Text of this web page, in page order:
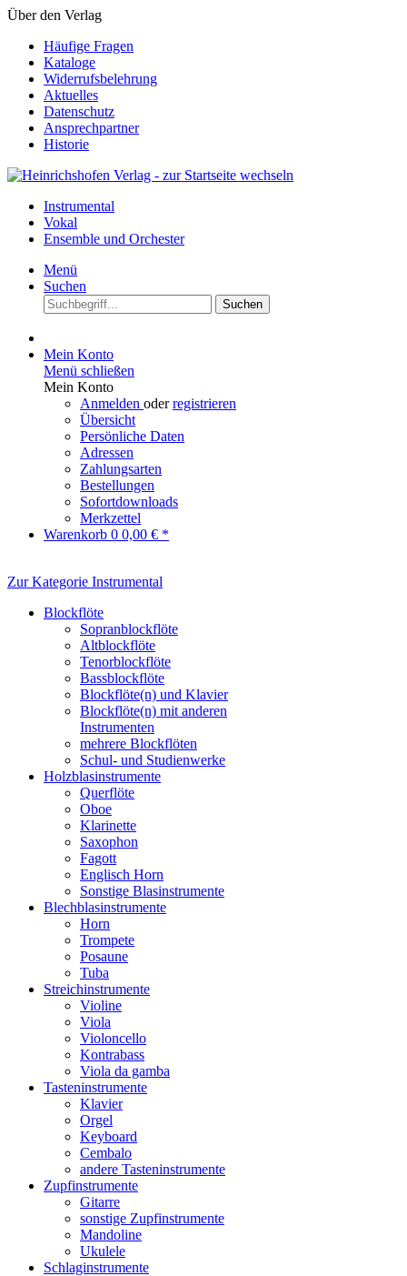
Über den Verlag
Häufige Fragen
Kataloge
Widerrufsbelehrung
Aktuelles
Datenschutz
Ansprechpartner
Historie
Instrumental
Vokal
Ensemble und Orchester
Menü
Suchen
Suchen
Mein Konto
Menü schließen
Mein Konto
Anmelden oderregistrieren
Übersicht
Persönliche Daten
Adressen
Zahlungsarten
Bestellungen
Sofortdownloads
Merkzettel
Warenkorb 0 0,00 € *
Zur Kategorie Instrumental
Blockflöte
Sopranblockflöte
Altblockflöte
Tenorblockflöte
Bassblockflöte
Blockflöte(n) und Klavier
Blockflöte(n) mit anderen
Instrumenten
mehrere Blockflöten
Schul- und Studienwerke
Holzblasinstrumente
Querflöte
Oboe
Klarinette
Saxophon
Fagott
Englisch Horn
Sonstige Blasinstrumente
Blechblasinstrumente
Horn
Trompete
Posaune
Tuba
Streichinstrumente
Violine
Viola
Violoncello
Kontrabass
Viola da gamba
Tasteninstrumente
Klavier
Orgel
Keyboard
Cembalo
andere Tasteninstrumente
Zupfinstrumente
Gitarre
sonstige Zupfinstrumente
Mandoline
Ukulele
Schlaginstrumente